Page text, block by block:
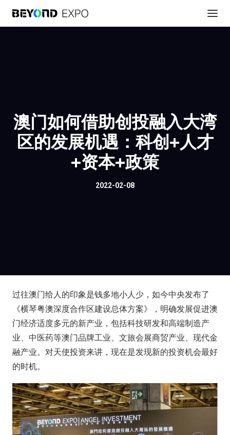
澳门如何借助创投融入大湾
区的发展机遇：科创+人才
+资本+政策
2022-02-08
过往澳门给人的印象是钱多地小人少，如今中央发布了
《横琴粤澳深度合作区建设总体方案》，明确发展促进澳
门经济适度多元的新产业，包括科技研发和高端制造产
业、中医药等澳门品牌工业、文旅会展商贸产业、现代金
融产业。对天使投资来讲，现在是发现新的投资机会最好
的时机。